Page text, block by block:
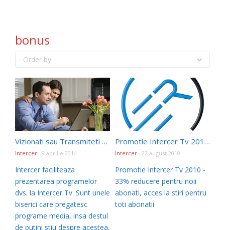
bonus
Order by
Vizionati sau Transmiteti prin Intercer Tv
Intercer 9 aprilie 2014
Intercer faciliteaza
prezentarea programelor
dvs. la Intercer Tv. Sunt unele
biserici care pregatesc
programe media, insa destul
de putini stiu despre acestea,
Promotie Intercer Tv 2010 – 33% reducere pentru noii abonati, acces la stiri pentru toti abonatii
Intercer 22 august 2010
Promotie Intercer Tv 2010 -
33% reducere pentru noii
abonati, acces la stiri pentru
toti abonatii